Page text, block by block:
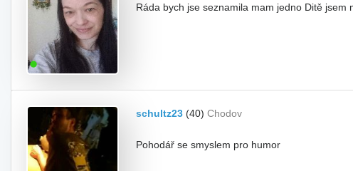
Ráda bych jse seznamila mam jedno Ditě
schultz23 (40) Chodov
Pohodář se smyslem pro humor